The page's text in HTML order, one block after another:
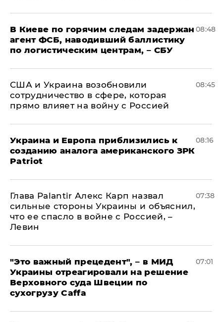
В Киеве по горячим следам задержан
агент ФСБ, наводивший баллистику
по логистическим центрам, – СБУ
08:48
США и Украина возобновили
сотрудничество в сфере, которая
прямо влияет на войну с Россией
08:45
Украина и Европа приблизились к
созданию аналога американского ЗРК
Patriot
08:16
Глава Palantir Алекс Карп назвал
сильные стороны Украины и объяснил,
что ее спасло в войне с Россией, –
Левин
07:38
"Это важный прецедент", – в МИД
Украины отреагировали на решение
Верховного суда Швеции по
сухогрузу Caffa
07:01